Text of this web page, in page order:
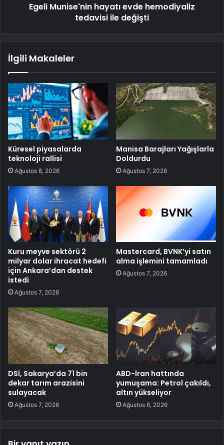
Egeli Munise'nin hayatı evde hemodiyaliz
tedavisi ile değişti
İlgili Makaleler
Küresel piyasalarda
teknoloji rallisi
Ağustos 8, 2026
Manisa Barajları Yağışlarla
Doldurdu
Ağustos 7, 2026
Kuru meyve sektörü 2
milyar dolar ihracat hedefi
için Ankara’dan destek
istedi
Ağustos 7, 2026
Mastercard, BVNK’yi satın
alma işlemini tamamladı
Ağustos 7, 2026
DSİ, Sakarya’da 71 bin
dekar tarım arazisini
sulayacak
Ağustos 7, 2026
ABD-İran hattında
yumuşama: Petrol çakıldı,
altın yükseliyor
Ağustos 6, 2026